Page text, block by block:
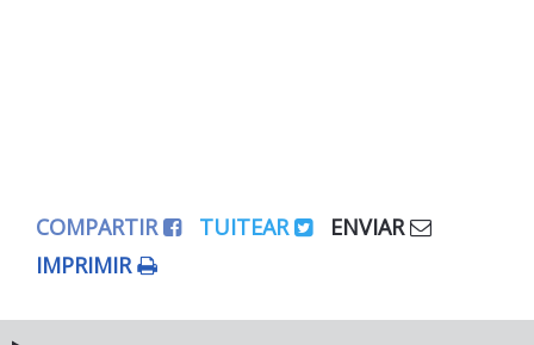
COMPARTIR TUITEAR
ENVIAR
IMPRIMIR